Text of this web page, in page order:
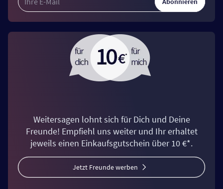
Weitersagen lohnt sich für Dich und Deine
Freunde! Empfiehl uns weiter und Ihr erhaltet
jeweils einen Einkaufsgutschein über 10 €*.
Jetzt Freunde werben